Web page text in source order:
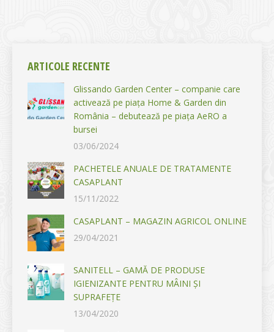
ARTICOLE RECENTE
Glissando Garden Center – companie care
activează pe piața Home & Garden din
România – debutează pe piața AeRO a
bursei
03/06/2024
PACHETELE ANUALE DE TRATAMENTE
CASAPLANT
15/11/2022
CASAPLANT – MAGAZIN AGRICOL ONLINE
29/04/2021
SANITELL – GAMĂ DE PRODUSE
IGIENIZANTE PENTRU MÂINI ȘI
SUPRAFEȚE
13/04/2020